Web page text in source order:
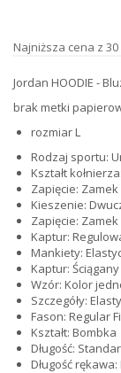
Najniższa cena z
Jordan HOODIE -
brak metki
rozmiar L
Rodzaj sportu:
Kształt
Zapięcie:
Kieszenie:
Zapięcie:
Kaptur:
Mankiety:
Kaptur:
Wzór: Kolor
Szczegóły:
Fason: Regular
Kształt: Bombka
Długość:
Długość rękawa: